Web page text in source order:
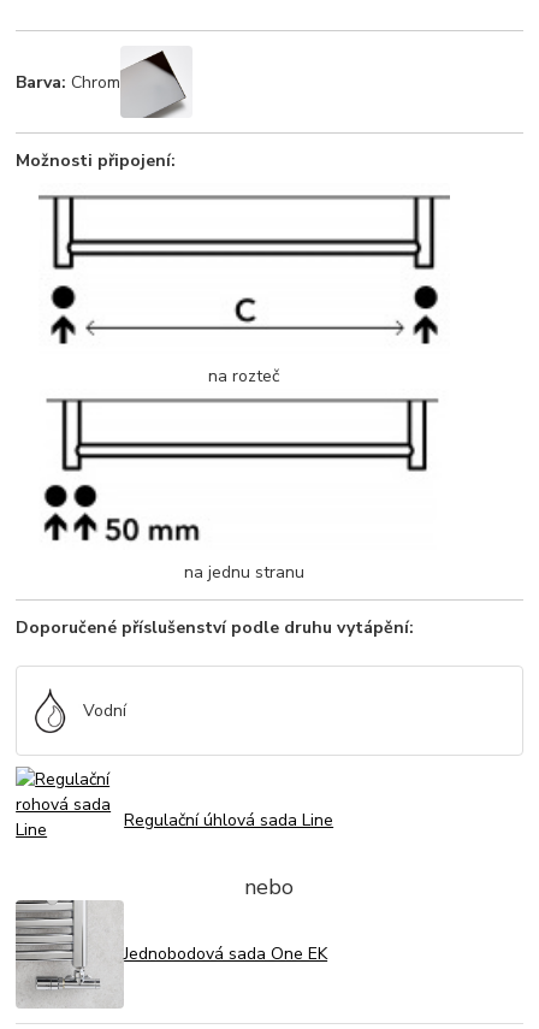
Barva: Chrom
Možnosti připojení:
na rozteč
na jednu stranu
Doporučené příslušenství podle druhu vytápění:
Vodní
Regulační úhlová sada Line
nebo
Jednobodová sada One EK